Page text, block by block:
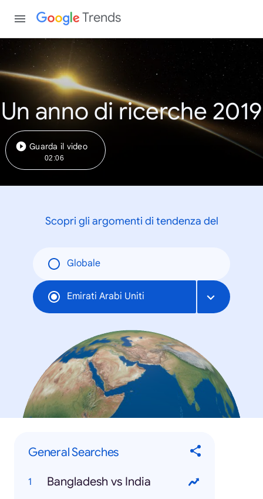
Trends
Un anno di ricerche 2019
Guarda il video
02:06
Scopri gli argomenti di tendenza del
Globale
Emirati Arabi Uniti
General Searches
Bangladesh vs India